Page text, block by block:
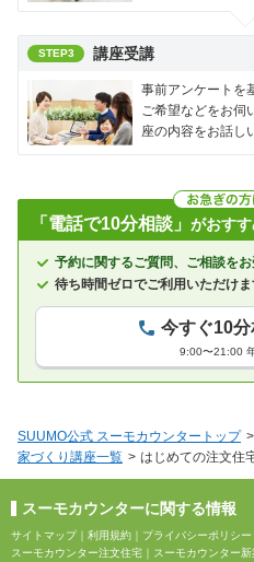
STEP3 講座受講
事前アンケートを
ご希望などをお伺
座の内容をお話し
「電話で10分相談」 がおすす
予約に関するご質問、ご相談をお
待ち時間ゼロでご利用いただけま
今すぐ10
9:00〜21:00
SUUMO公式 スーモカウンタートップ
家づくり講座一覧
はじめての注文住
スーモカウンターに関する情報
サイトマップ｜ 利用規約 ｜ プライバシーポリシー
スーモカウンター注文住宅 ｜ スーモカウンター